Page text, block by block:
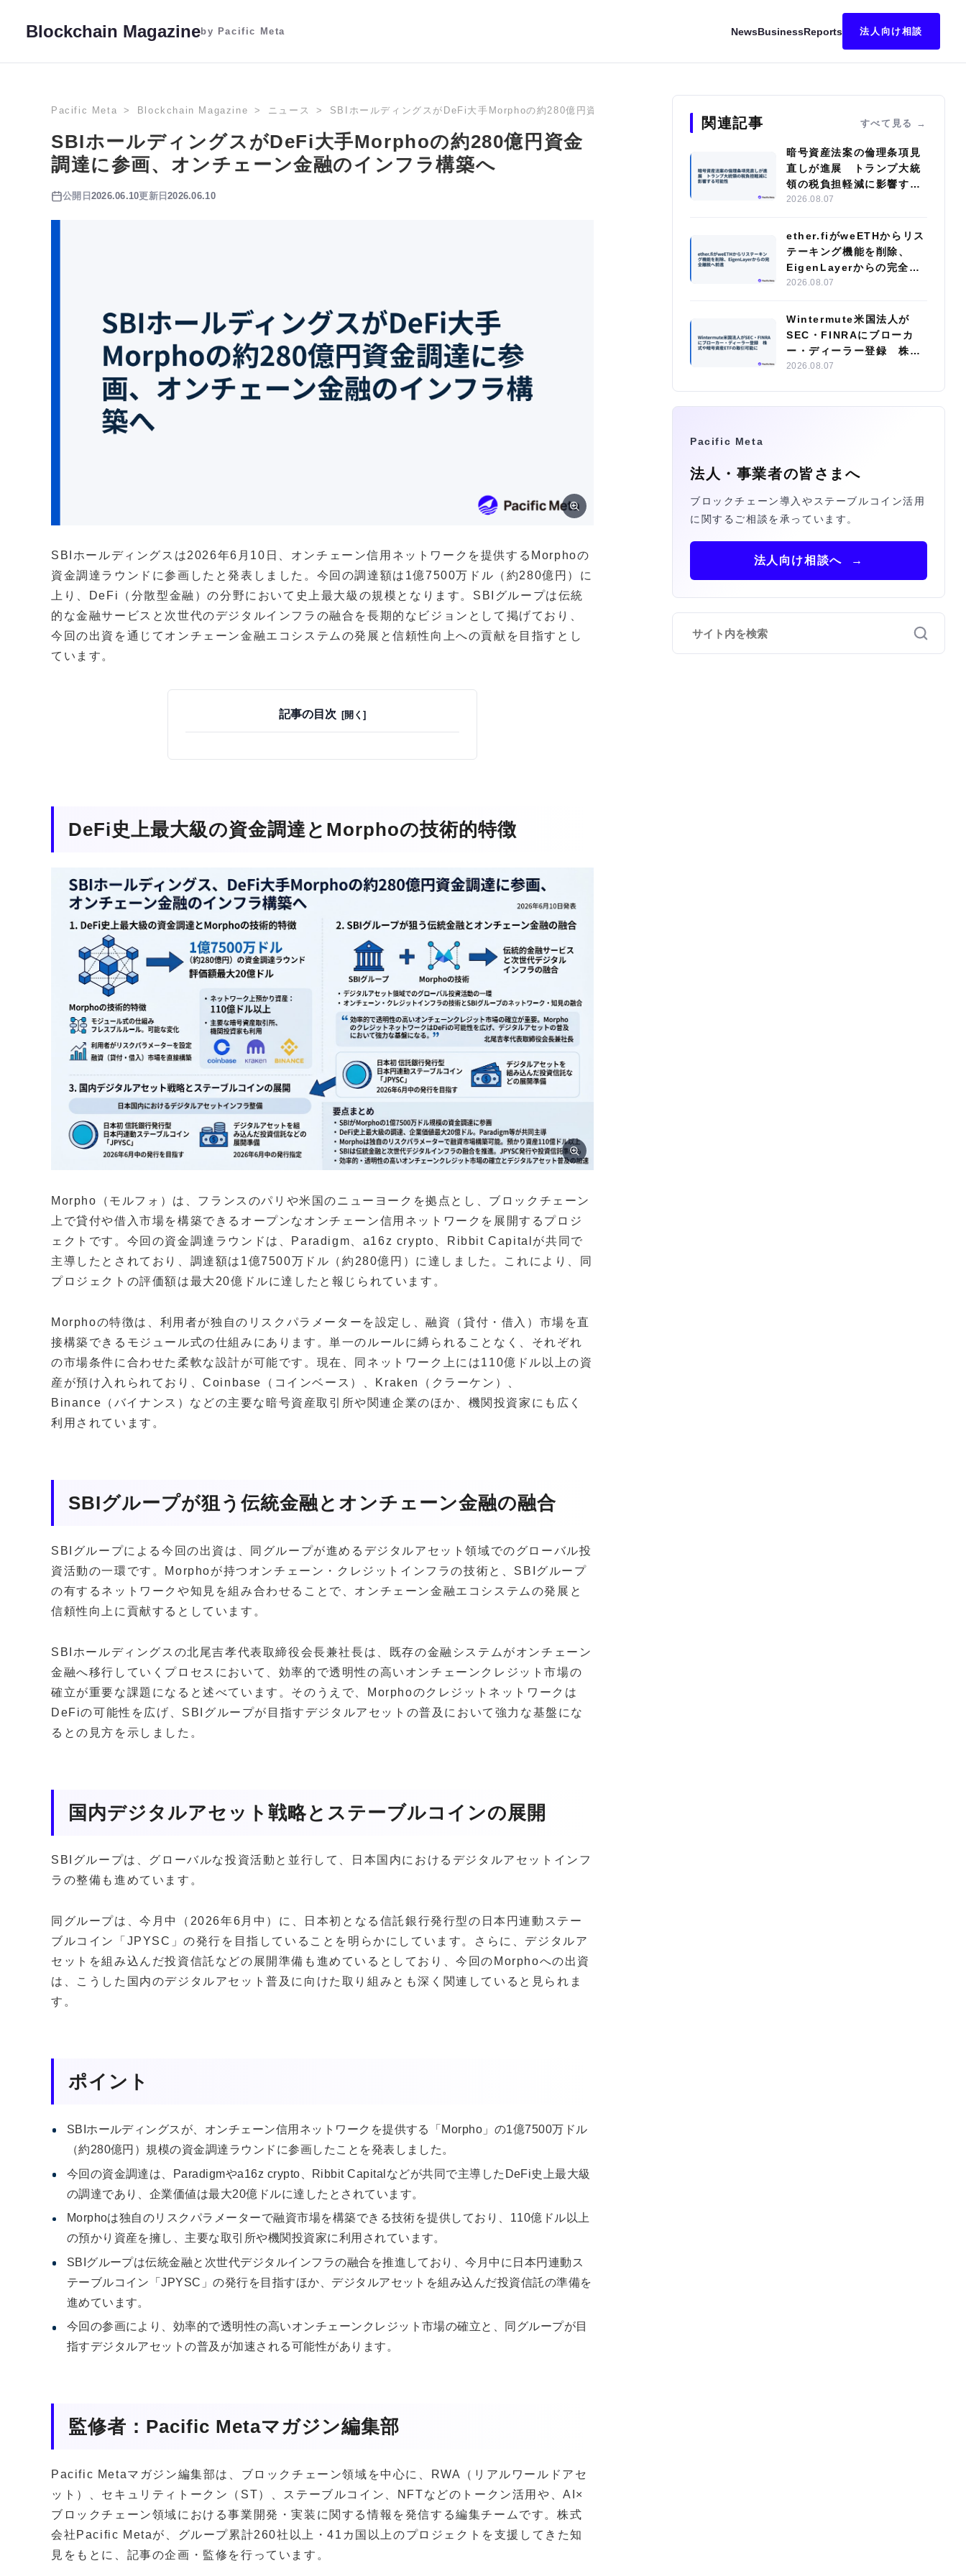
Blockchain Magazineby Pacific Meta NewsBusinessReports 法人向け相談
Pacific Meta Blockchain Magazine ニュース SBIホールディングスがDeFi大手Morphoの約280億円資金調達に参画、オンチェーン金融のインフラ構築へ
SBIホールディングスがDeFi大手Morphoの約280億円資金
調達に参画、オンチェーン金融のインフラ構築へ
公開日 2026.06.10更新日2026.06.10
SBIホールディングスは2026年6月10日、オンチェーン信用ネットワークを提供するMorphoの
資金調達ラウンドに参画したと発表しました。今回の調達額は1億7500万ドル（約280億円）に
上り、DeFi（分散型金融）の分野において史上最大級の規模となります。SBIグループは伝統
的な金融サービスと次世代のデジタルインフラの融合を長期的なビジョンとして掲げており、
今回の出資を通じてオンチェーン金融エコシステムの発展と信頼性向上への貢献を目指すとし
ています。
記事の目次
DeFi史上最大級の資金調達とMorphoの技術的特徴
Morpho（モルフォ）は、フランスのパリや米国のニューヨークを拠点とし、ブロックチェーン
上で貸付や借入市場を構築できるオープンなオンチェーン信用ネットワークを展開するプロジ
ェクトです。今回の資金調達ラウンドは、Paradigm、a16z crypto、Ribbit Capitalが共同で
主導したとされており、調達額は1億7500万ドル（約280億円）に達しました。これにより、同
プロジェクトの評価額は最大20億ドルに達したと報じられています。
Morphoの特徴は、利用者が独自のリスクパラメーターを設定し、融資（貸付・借入）市場を直
接構築できるモジュール式の仕組みにあります。単一のルールに縛られることなく、それぞれ
の市場条件に合わせた柔軟な設計が可能です。現在、同ネットワーク上には110億ドル以上の資
産が預け入れられており、Coinbase（コインベース）、Kraken（クラーケン）、
Binance（バイナンス）などの主要な暗号資産取引所や関連企業のほか、機関投資家にも広く
利用されています。
SBIグループが狙う伝統金融とオンチェーン金融の融合
SBIグループによる今回の出資は、同グループが進めるデジタルアセット領域でのグローバル投
資活動の一環です。Morphoが持つオンチェーン・クレジットインフラの技術と、SBIグループ
の有するネットワークや知見を組み合わせることで、オンチェーン金融エコシステムの発展と
信頼性向上に貢献するとしています。
SBIホールディングスの北尾吉孝代表取締役会長兼社長は、既存の金融システムがオンチェーン
金融へ移行していくプロセスにおいて、効率的で透明性の高いオンチェーンクレジット市場の
確立が重要な課題になると述べています。そのうえで、Morphoのクレジットネットワークは
DeFiの可能性を広げ、SBIグループが目指すデジタルアセットの普及において強力な基盤にな
るとの見方を示しました。
国内デジタルアセット戦略とステーブルコインの展開
SBIグループは、グローバルな投資活動と並行して、日本国内におけるデジタルアセットインフ
ラの整備も進めています。
同グループは、今月中（2026年6月中）に、日本初となる信託銀行発行型の日本円連動ステー
ブルコイン「JPYSC」の発行を目指していることを明らかにしています。さらに、デジタルア
セットを組み込んだ投資信託などの展開準備も進めているとしており、今回のMorphoへの出資
は、こうした国内のデジタルアセット普及に向けた取り組みとも深く関連していると見られま
す。
ポイント
SBIホールディングスが、オンチェーン信用ネットワークを提供する「Morpho」の1億7500万ドル
（約280億円）規模の資金調達ラウンドに参画したことを発表しました。
今回の資金調達は、Paradigmやa16z crypto、Ribbit Capitalなどが共同で主導したDeFi史上最大級
の調達であり、企業価値は最大20億ドルに達したとされています。
Morphoは独自のリスクパラメーターで融資市場を構築できる技術を提供しており、110億ドル以上
の預かり資産を擁し、主要な取引所や機関投資家に利用されています。
SBIグループは伝統金融と次世代デジタルインフラの融合を推進しており、今月中に日本円連動ス
テーブルコイン「JPYSC」の発行を目指すほか、デジタルアセットを組み込んだ投資信託の準備を
進めています。
今回の参画により、効率的で透明性の高いオンチェーンクレジット市場の確立と、同グループが目
指すデジタルアセットの普及が加速される可能性があります。
監修者：Pacific Metaマガジン編集部
Pacific Metaマガジン編集部は、ブロックチェーン領域を中心に、RWA（リアルワールドアセ
ット）、セキュリティトークン（ST）、ステーブルコイン、NFTなどのトークン活用や、AI×
ブロックチェーン領域における事業開発・実装に関する情報を発信する編集チームです。株式
会社Pacific Metaが、グループ累計260社以上・41カ国以上のプロジェクトを支援してきた知
見をもとに、記事の企画・監修を行っています。
関連記事 すべて見る
暗号資産法案の倫理条項見
直しが進展 トランプ大統
領の税負担軽減に影響する
可能性
2026.08.07
ether.fiがweETHからリス
テーキング機能を削除、
EigenLayerからの完全離
脱へ前進
2026.08.07
Wintermute米国法人が
SEC・FINRAにブローカ
ー・ディーラー登録 株式
や暗号資産ETFの取引可能
2026.08.07
Pacific Meta
法人・事業者の皆さまへ
ブロックチェーン導入やステーブルコイン活用
に関するご相談を承っています。
法人向け相談へ